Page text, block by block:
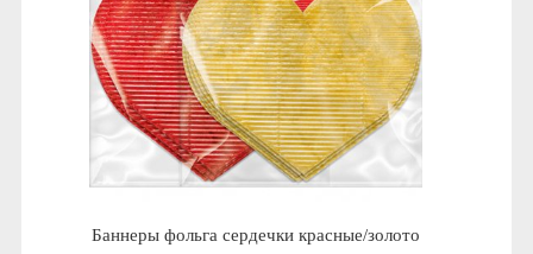
Баннеры фольга сердечки красные/золото